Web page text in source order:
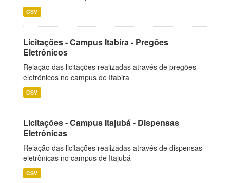
CSV
Licitações - Campus Itabira - Pregões
Eletrônicos
Relação das licitações realizadas através de pregões
eletrônicos no campus de Itabira
CSV
Licitações - Campus Itajubá - Dispensas
Eletrônicas
Relação das licitações realizadas através de dispensas
eletrônicas no campus de Itajubá
CSV